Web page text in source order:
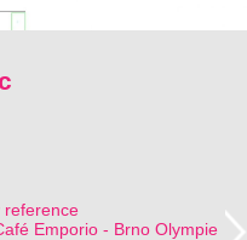
reference
Emporio - Brno Olympie